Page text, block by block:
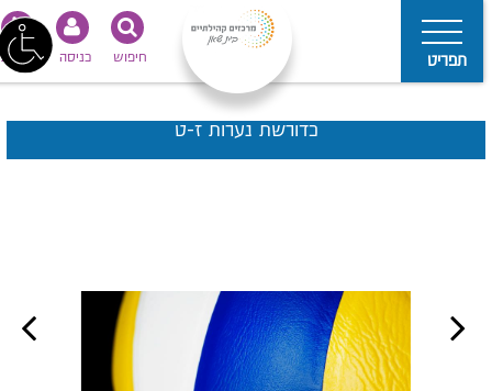
תפריט נגישות כניסה חיפוש
כדורשת נערות ז-ט